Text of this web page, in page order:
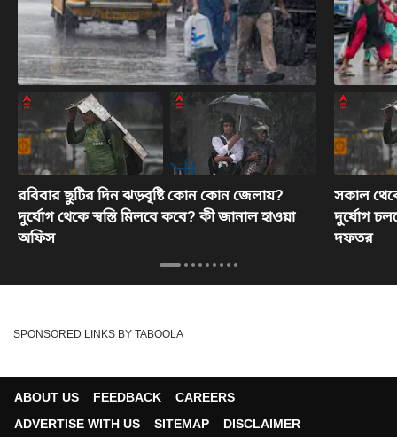
রবিবার ছুটির দিন ঝড়বৃষ্টি কোন কোন জেলায়?
দুর্যোগ থেকে স্বস্তি মিলবে কবে? কী জানাল হাওয়া
অফিস
সকাল
দুর্যোগ
দফতর
SPONSORED LINKS BY TABOOLA
ABOUT US FEEDBACK
CAREERS
ADVERTISE WITH US
SITEMAP DISCLAIMER